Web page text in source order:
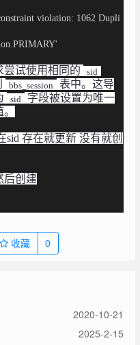
violation: 1062 Dupli
尝试使用相同的 sid
bbs_session
表中。这导
sid
字段被设置为唯一
存在就更新 没有就创
后创建
收藏 0
2020-10-21
2025-2-15